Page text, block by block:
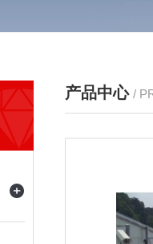
产品中心 /